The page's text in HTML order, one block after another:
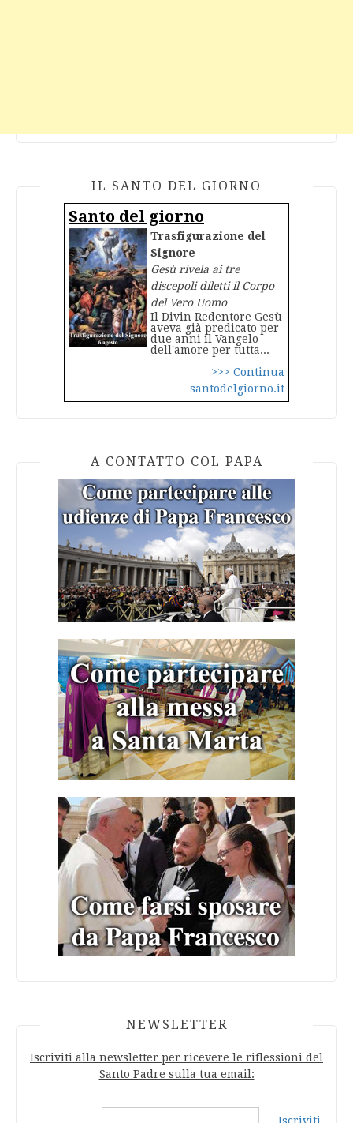
IL SANTO DEL GIORNO
Santo del giorno
Trasfigurazione del
Signore
Gesù rivela ai tre
discepoli diletti il Corpo
del Vero Uomo
Il Divin Redentore Gesù
aveva già predicato per
due anni il Vangelo
dell'amore per tutta...
>>> Continua
santodelgiorno.it
A CONTATTO COL PAPA
NEWSLETTER
Iscriviti alla newsletter per ricevere le riflessioni del
Santo Padre sulla tua email: